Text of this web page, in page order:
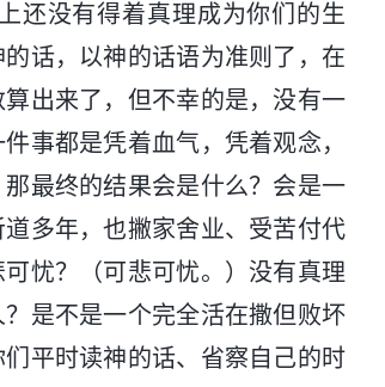
还没有得着真理成为你们的生
话，以神的话语为准则了，在
出来了，但不幸的是，没有一
事都是凭着血气，凭着观念，
最终的结果会是什么？会是一
多年，也撇家舍业、受苦付代
忧？（可悲可忧。）没有真理
是不是一个完全活在撒但败坏
平时读神的话、省察自己的时